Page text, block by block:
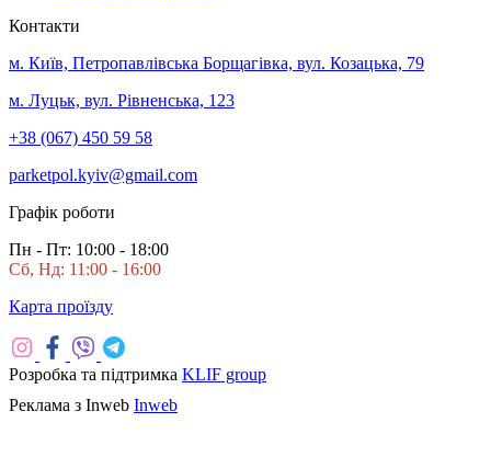
Контакти
м. Київ, Петропавлівська Борщагівка, вул. Козацька, 79
м. Луцьк, вул. Рівненська, 123
+38 (067) 450 59 58
parketpol.kyiv@gmail.com
Графік роботи
Пн - Пт: 10:00 - 18:00
Сб, Нд: 11:00 - 16:00
Карта проїзду
Розробка та підтримка KLIF group
Реклама з Inweb Inweb